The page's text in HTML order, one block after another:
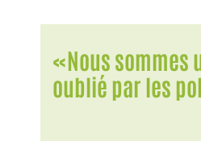
«Nous sommes
oublié par les